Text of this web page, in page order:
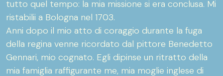
tutto quel tempo: la mia missione si era conclusa. Mi
ristabilii a Bologna nel 1703.
Anni dopo il mio atto di coraggio durante la fuga
della regina venne ricordato dal pittore Benedetto
Gennari, mio cognato. Egli dipinse un ritratto della
mia famiglia raffigurante me, mia moglie inglese di